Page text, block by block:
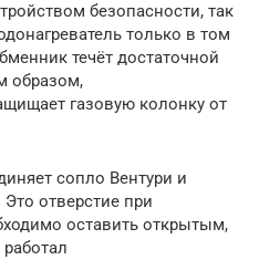
безопасности, так
только в том
течёт достаточной
образом,
газовую колонку от
сопло Вентури и
отверстие при
оставить открытым,